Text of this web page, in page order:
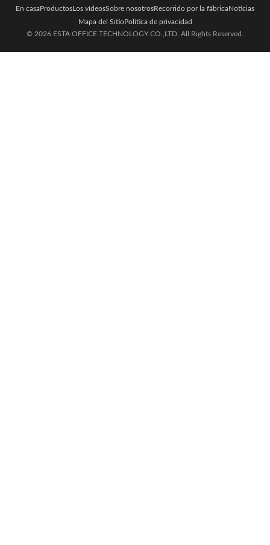
En casaProductosLos vídeosSobre nosotrosRecorrido por la fábricaNoticias
Mapa del SitioPolítica de privacidad
© 2026 ESTA OFFICE TECHNOLOGY CO.,LTD. All Rights Reserved.